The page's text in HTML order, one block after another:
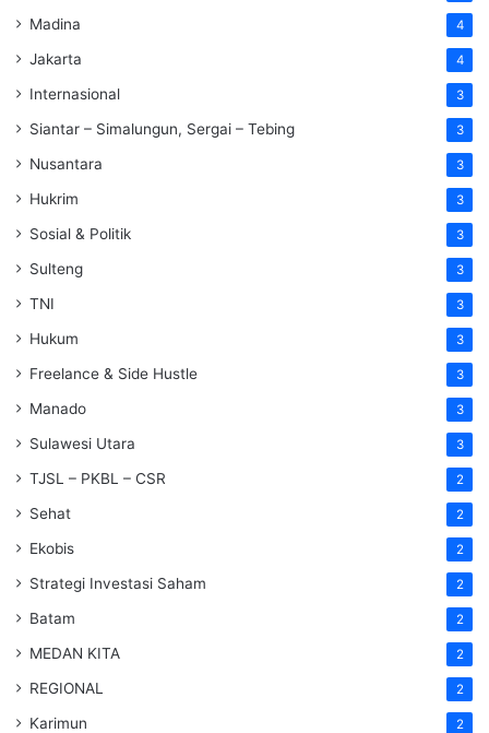
Madina 4
Jakarta 4
Internasional 3
Siantar – Simalungun, Sergai – Tebing 3
Nusantara 3
Hukrim 3
Sosial & Politik 3
Sulteng 3
TNI 3
Hukum 3
Freelance & Side Hustle 3
Manado 3
Sulawesi Utara 3
TJSL – PKBL – CSR 2
Sehat 2
Ekobis 2
Strategi Investasi Saham 2
Batam 2
MEDAN KITA 2
REGIONAL 2
Karimun 2